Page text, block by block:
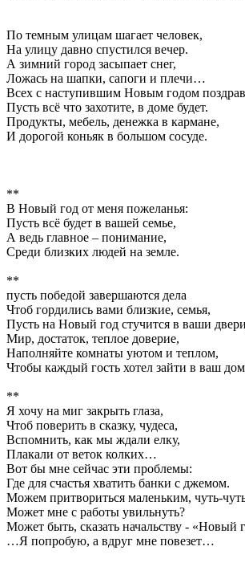
По темным улицам шагает человек,
На улицу давно спустился вечер.
А зимний город засыпает снег,
Ложась на шапки, сапоги и плечи…
Всех с наступившим Новым годом
Пусть всё что захотите, в доме будет.
Продукты, мебель, денежка в кармане,
И дорогой коньяк в большом сосуде.
**
В Новый год от меня пожеланья:
Пусть всё будет в вашей семье,
А ведь главное – понимание,
Среди близких людей на земле.
**
пусть победой завершаются дела
Чтоб гордились вами близкие, семья,
Пусть на Новый год стучится в ваши
Мир, достаток, теплое доверие,
Наполняйте комнаты уютом и теплом,
Чтобы каждый гость хотел зайти в ваш
**
Я хочу на миг закрыть глаза,
Чтоб поверить в сказку, чудеса,
Вспомнить, как мы ждали елку,
Плакали от веток колких…
Вот бы мне сейчас эти проблемы:
Где для счастья хватить банки с джемом.
Можем притвориться маленьким, чуть-
Может мне с работы увильнуть?
Может быть, сказать начальству - «Новый
…Я попробую, а вдруг мне повезет…